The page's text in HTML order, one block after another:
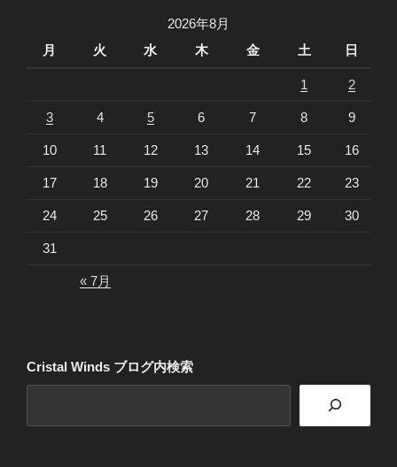
2026年8月
月
火 水 木 金 土 日
1 2
3 4 5 6 7 8 9
10 11 12 13 14 15 16
17 18 19 20 21 22 23
24 25 26 27 28 29 30
31
« 7月
Cristal Winds ブログ内検索